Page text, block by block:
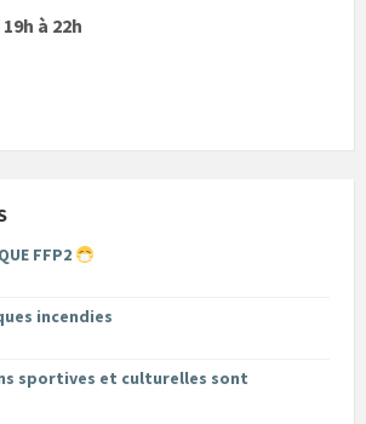
à 22h
FFP2
incendies
sportives et culturelles sont